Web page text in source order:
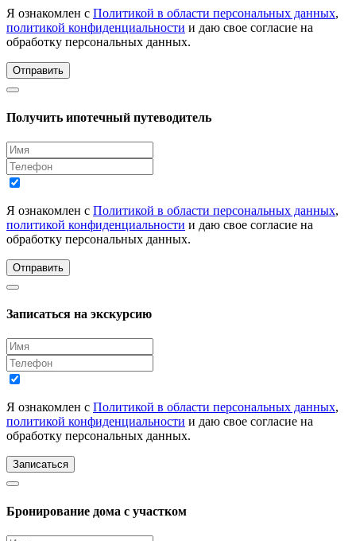
Я ознакомлен с Политикой в области персональных данных,
политикой конфиденциальности и даю свое согласие на
обработку персональных данных.
Отправить
Получить ипотечный путеводитель
Я ознакомлен с Политикой в области персональных данных,
политикой конфиденциальности и даю свое согласие на
обработку персональных данных.
Отправить
Записаться на экскурсию
Я ознакомлен с Политикой в области персональных данных,
политикой конфиденциальности и даю свое согласие на
обработку персональных данных.
Записаться
Бронирование дома с участком